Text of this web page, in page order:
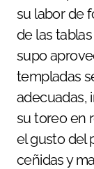
su labor de
de las
supo
templadas
adecuadas,
su toreo en
el gusto del
ceñidas y